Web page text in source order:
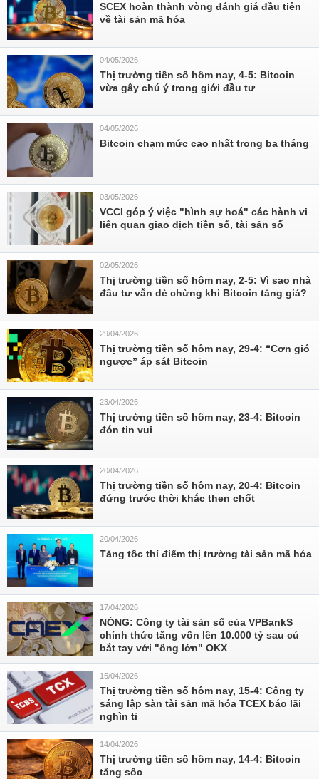
SCEX hoàn thành vòng đánh giá đầu tiên
về tài sản mã hóa
04/05/2026
Thị trường tiền số hôm nay, 4-5: Bitcoin
vừa gây chú ý trong giới đầu tư
04/05/2026
Bitcoin chạm mức cao nhất trong ba tháng
03/05/2026
VCCI góp ý việc "hình sự hoá" các hành vi
liên quan giao dịch tiền số, tài sản số
02/05/2026
Thị trường tiền số hôm nay, 2-5: Vì sao nhà
đầu tư vẫn dè chừng khi Bitcoin tăng giá?
29/04/2026
Thị trường tiền số hôm nay, 29-4: “Cơn gió
ngược” áp sát Bitcoin
23/04/2026
Thị trường tiền số hôm nay, 23-4: Bitcoin
đón tin vui
20/04/2026
Thị trường tiền số hôm nay, 20-4: Bitcoin
đứng trước thời khắc then chốt
20/04/2026
Tăng tốc thí điểm thị trường tài sản mã hóa
17/04/2026
NÓNG: Công ty tài sản số của VPBankS
chính thức tăng vốn lên 10.000 tỷ sau cú
bắt tay với "ông lớn" OKX
15/04/2026
Thị trường tiền số hôm nay, 15-4: Công ty
sáng lập sàn tài sản mã hóa TCEX báo lãi
nghìn tỉ
14/04/2026
Thị trường tiền số hôm nay, 14-4: Bitcoin
tăng sốc